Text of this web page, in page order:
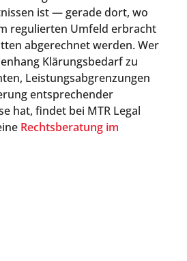
ist — gerade dort, wo
regulierten Umfeld erbracht
abgerechnet werden. Wer
Klärungsbedarf zu
Leistungsabgrenzungen
entsprechender
hat, findet bei MTR Legal
Rechtsberatung im